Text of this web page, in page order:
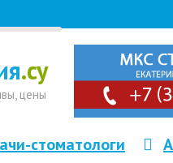
.су
, цены
стоматологи